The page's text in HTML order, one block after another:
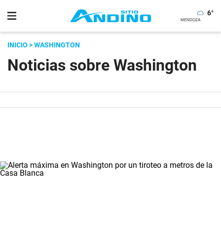
6°
INICIO > WASHINGTON
Noticias sobre Washington